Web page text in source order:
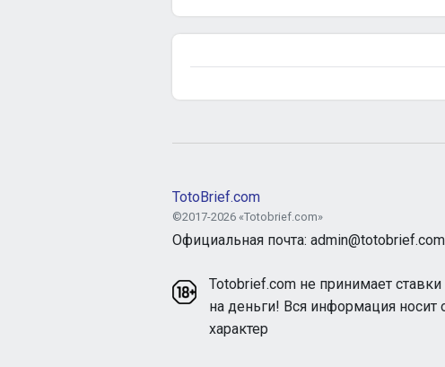
TotoBrief.com
©2017-2026 «Totobrief.com»
Официальная почта: admin@totobrief.com
Totobrief.com не принимает
на деньги! Вся информация носит
характер